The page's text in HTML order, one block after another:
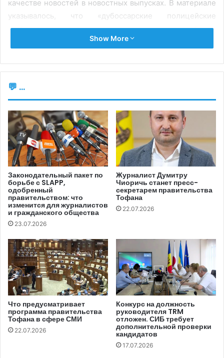
качестве новостей в новостных выпусках. В материале
указывалось, что «дубоссарские полицейские
разбогатели незаконным путём на контрабанде
сигарет, мошенничестве и коррупционных действиях».
В результате иска о защите чести, достоинства и
Кишинёва обязал телеканал «опровергнуть ложные и
Алексее Виздане и Ионе Цэрнэ», а также принести
публичные извинения. Суд также обязал Jurnal TV
выплатить каждому по 25 400 леев в качестве
морального ущерба и судебных издержек.
Судьи вынесли решение о частичном удовлетворении
иска, которое можно обжаловать в течение 30 дней.
Ранее судьи Кишиневского суда
против телеканала за непредоставление достоверной
информации при передаче новостей о бывших
полицейских Алексее Виздане, Ионе Цэрнэ и Игоре
Аксенти. Затем заявители обвинили телеканал в
нарушении их прав при трансляции расследования
«Активы и интересы ИП Дубоссары», репортажей
«Дубоссарские полицейские глазами ANI», «Утечки из
дела Виздана&Цэрна», «Они хотели захватить власть в П
Show More
💬 ...
Законодательный пакет по
борьбе с SLAPP,
одобренный
правительством: что
изменится для журналистов
и гражданского общества
23.07.2026
Журналист Думитру
Чиоричь станет пресс-
секретарем правительства
Тофана
22.07.2026
Что предусматривает
программа правительства
Тофана в сфере СМИ
22.07.2026
Конкурс на должность
руководителя TRM
отложен. СИБ требует
дополнительной проверки
кандидатов
17.07.2026